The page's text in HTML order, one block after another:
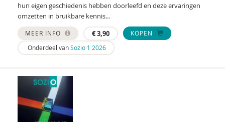
Anita Boele
Hester de Boer
Cindy Boerema
Arjan Bolt
Rudy Bonnet
Simone Boogaarts
hun eigen geschiedenis hebben doorleefd en deze ervaringen
omzetten in bruikbare kennis...
MEER INFO €3,90
KOPEN
Onderdeel vanSozio 1 2026